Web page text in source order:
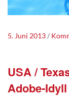
5. Juni 2013
USA /
Adobe-